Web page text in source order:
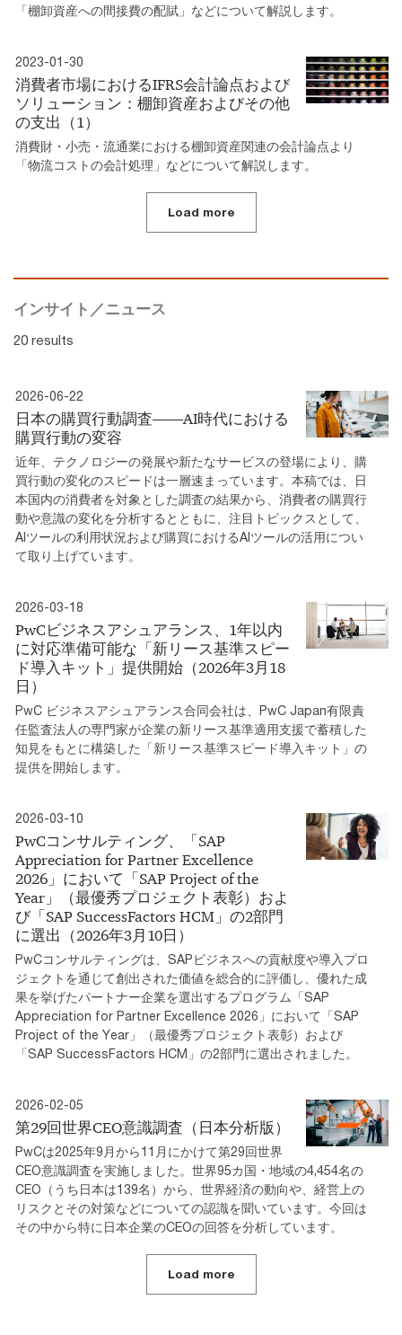
「棚卸資産への間接費の配賦」などについて解説します。
2023-01-30
消費者市場におけるIFRS会計論点および
ソリューション：棚卸資産およびその他
の支出（1）
消費財・小売・流通業における棚卸資産関連の会計論点より
「物流コストの会計処理」などについて解説します。
Load more
インサイト／ニュース
20 results
2026-06-22
日本の購買行動調査――AI時代における
購買行動の変容
近年、テクノロジーの発展や新たなサービスの登場により、購
買行動の変化のスピードは一層速まっています。本稿では、日
本国内の消費者を対象とした調査の結果から、消費者の購買行
動や意識の変化を分析するとともに、注目トピックスとして、
AIツールの利用状況および購買におけるAIツールの活用につい
て取り上げています。
2026-03-18
PwCビジネスアシュアランス、1年以内
に対応準備可能な「新リース基準スピー
ド導入キット」提供開始（2026年3月18
日）
PwC ビジネスアシュアランス合同会社は、PwC Japan有限責
任監査法人の専門家が企業の新リース基準適用支援で蓄積した
知見をもとに構築した「新リース基準スピード導入キット」の
提供を開始します。
2026-03-10
PwCコンサルティング、「SAP
Appreciation for Partner Excellence
2026」において「SAP Project of the
Year」（最優秀プロジェクト表彰）およ
び「SAP SuccessFactors HCM」の2部門
に選出（2026年3月10日）
PwCコンサルティングは、SAPビジネスへの貢献度や導入プロ
ジェクトを通じて創出された価値を総合的に評価し、優れた成
果を挙げたパートナー企業を選出するプログラム「SAP
Appreciation for Partner Excellence 2026」において「SAP
Project of the Year」（最優秀プロジェクト表彰）および
「SAP SuccessFactors HCM」の2部門に選出されました。
2026-02-05
第29回世界CEO意識調査（日本分析版）
PwCは2025年9月から11月にかけて第29回世界
CEO意識調査を実施しました。世界95カ国・地域の4,454名の
CEO（うち日本は139名）から、世界経済の動向や、経営上の
リスクとその対策などについての認識を聞いています。今回は
その中から特に日本企業のCEOの回答を分析しています。
Load more